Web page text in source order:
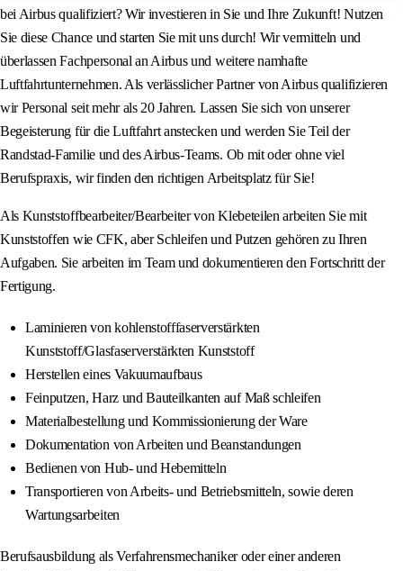
bei Airbus qualifiziert? Wir investieren in Sie und Ihre Zukunft! Nutzen
Sie diese Chance und starten Sie mit uns durch! Wir vermitteln und
überlassen Fachpersonal an Airbus und weitere namhafte
Luftfahrtunternehmen. Als verlässlicher Partner von Airbus qualifizieren
wir Personal seit mehr als 20 Jahren. Lassen Sie sich von unserer
Begeisterung für die Luftfahrt anstecken und werden Sie Teil der
Randstad-Familie und des Airbus-Teams. Ob mit oder ohne viel
Berufspraxis, wir finden den richtigen Arbeitsplatz für Sie!
Als Kunststoffbearbeiter/Bearbeiter von Klebeteilen arbeiten Sie mit
Kunststoffen wie CFK, aber Schleifen und Putzen gehören zu Ihren
Aufgaben. Sie arbeiten im Team und dokumentieren den Fortschritt der
Fertigung.
Laminieren von kohlenstofffaserverstärkten
Kunststoff/Glasfaserverstärkten Kunststoff
Herstellen eines Vakuumaufbaus
Feinputzen, Harz und Bauteilkanten auf Maß schleifen
Materialbestellung und Kommissionierung der Ware
Dokumentation von Arbeiten und Beanstandungen
Bedienen von Hub- und Hebemitteln
Transportieren von Arbeits- und Betriebsmitteln, sowie deren
Wartungsarbeiten
Berufsausbildung als Verfahrensmechaniker oder einer anderen